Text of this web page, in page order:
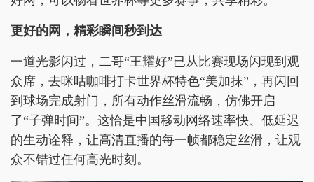
更好的网，精彩瞬间秒到达
一道光影闪过，二哥“王耀好”已从比赛现场闪现到观
众席，去咪咕咖啡打卡世界杯特色“美加抹”，再闪回
到球场完成射门，所有动作丝滑流畅，仿佛开启
了“子弹时间”。这恰是中国移动网络速率快、低延迟
的生动诠释，让高清直播的每一帧都稳定丝滑，让观
众不错过任何高光时刻。